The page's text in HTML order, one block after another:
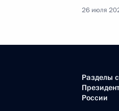
26 июля
Разделы
России